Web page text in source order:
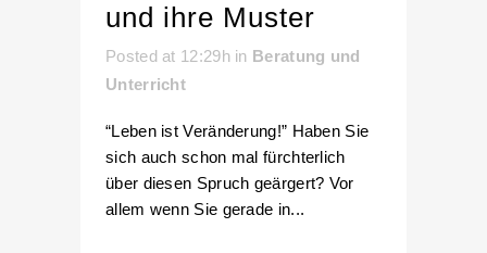
und ihre Muster
Posted at 12:29hin Beratung und
Unterricht
“Leben ist Veränderung!” Haben Sie
sich auch schon mal fürchterlich
über diesen Spruch geärgert? Vor
allem wenn Sie gerade in...